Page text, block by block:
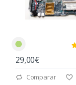
29,00€
Comparar